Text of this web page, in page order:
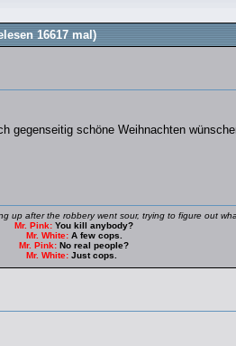
16617 mal)
gegenseitig schöne Weihnachten
up after the robbery went sour, trying to figure out
Mr. Pink: You kill anybody?
Mr. White:A few cops.
Mr. Pink: No real people?
Mr. White:Just cops.